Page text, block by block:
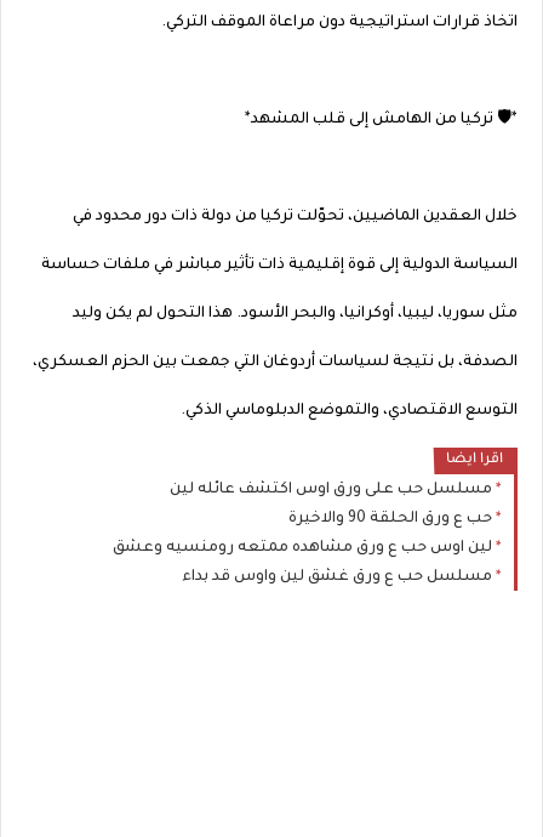
اتخاذ قرارات استراتيجية دون مراعاة الموقف التركي.
*🛡️ تركيا من الهامش إلى قلب المشهد*
خلال العقدين الماضيين، تحوّلت تركيا من دولة ذات دور محدود في
السياسة الدولية إلى قوة إقليمية ذات تأثير مباشر في ملفات حساسة
مثل سوريا، ليبيا، أوكرانيا، والبحر الأسود. هذا التحول لم يكن وليد
الصدفة، بل نتيجة لسياسات أردوغان التي جمعت بين الحزم العسكري،
التوسع الاقتصادي، والتموضع الدبلوماسي الذكي.
اقرا ايضا
مسلسل حب على ورق اوس اكتشف عائله لين
حب ع ورق الحلقة 90 والاخيرة
لين اوس حب ع ورق مشاهده ممتعه رومنسيه وعشق
مسلسل حب ع ورق غشق لين واوس قد بداء